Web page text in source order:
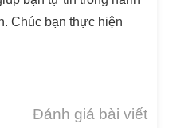
Chúc bạn thực hiện
Đánh giá bài viết